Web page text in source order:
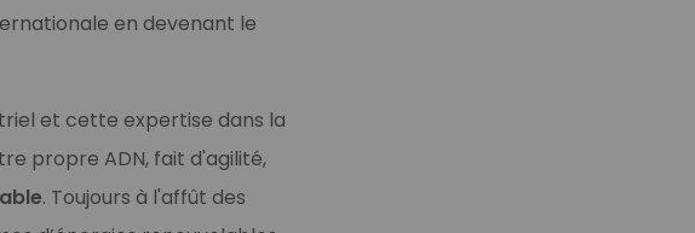
en devenant le
et cette expertise dans la
propre ADN, fait d'agilité,
. Toujours à l'affût des